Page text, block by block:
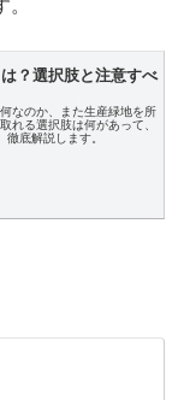
？選択肢と注意すべ
なのか、また生産緑地を所
れる選択肢は何があって、
底解説します。